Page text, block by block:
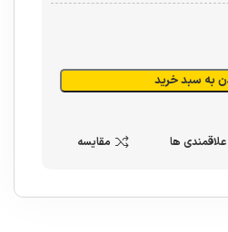
به سبد خرید
ها مقایسه